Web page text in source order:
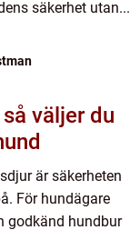
säkerhet utan...
är säkerheten
För hundägare
godkänd hundbur